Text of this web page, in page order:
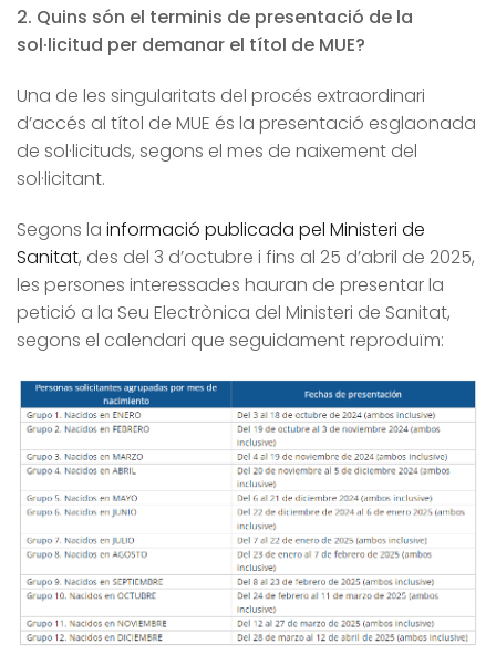
2. Quins són el terminis de presentació de la
sol·licitud per demanar el títol de MUE?
Una de les singularitats del procés extraordinari
d’accés al títol de MUE és la presentació esglaonada
de sol·licituds, segons el mes de naixement del
sol·licitant.
Segons la informació publicada pel Ministeri de
Sanitat, des del 3 d’octubre i fins al 25 d’abril de 2025,
les persones interessades hauran de presentar la
petició a la Seu Electrònica del Ministeri de Sanitat,
segons el calendari que seguidament reproduïm: